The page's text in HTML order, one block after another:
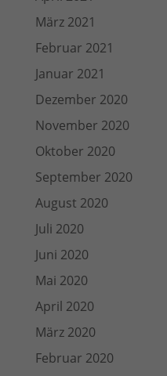
März 2021
Februar 2021
Januar 2021
Dezember 2020
November 2020
Oktober 2020
September 2020
August 2020
Juli 2020
Juni 2020
Mai 2020
April 2020
März 2020
Februar 2020